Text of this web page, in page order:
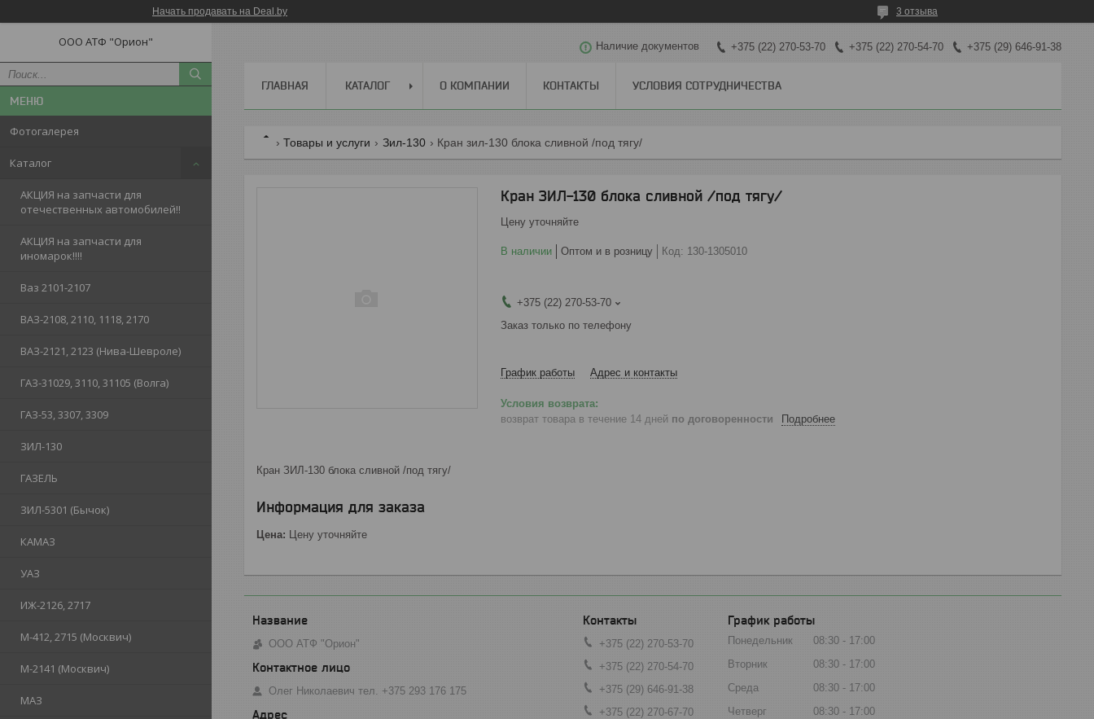
Начать продавать на Deal.by 3 отзыва
ООО АТФ "Орион"
Фотогалерея
Каталог
АКЦИЯ на запчасти для
отечественных автомобилей!!
АКЦИЯ на запчасти для
иномарок!!!!
Ваз 2101-2107
ВАЗ-2108, 2110, 1118, 2170
ВАЗ-2121, 2123 (Нива-Шевроле)
ГАЗ-31029, 3110, 31105 (Волга)
ГАЗ-53, 3307, 3309
ЗИЛ-130
ГАЗЕЛЬ
ЗИЛ-5301 (Бычок)
КАМАЗ
УАЗ
ИЖ-2126, 2717
М-412, 2715 (Москвич)
М-2141 (Москвич)
МАЗ
Наличие документов +375 (22) 270-53-70 +375 (22) 270-54-70 +375 (29) 646-91-38
ГЛАВНАЯ КАТАЛОГ О КОМПАНИИ КОНТАКТЫ УСЛОВИЯ СОТРУДНИЧЕСТВА
Товары и услуги Зил-130 Кран зил-130 блока сливной /под тягу/
Кран ЗИЛ-130 блока сливной /под тягу/
Цену уточняйте
В наличии Оптом и в розницу Код: 130-1305010
+375 (22) 270-53-70
Заказ только по телефону
График работы Адрес и контакты
возврат товара в течение 14 дней по договоренности Подробнее
Кран ЗИЛ-130 блока сливной /под тягу/
Информация для заказа
Цена: Цену уточняйте
ООО АТФ "Орион"
Олег Николаевич тел. +375 293 176 175
+375 (22) 270-53-70
+375 (22) 270-54-70
+375 (29) 646-91-38
+375 (22) 270-67-70
График работы
Понедельник 08:30
17:00
Вторник
08:30
17:00
Среда
08:30
17:00
Четверг
08:30
17:00